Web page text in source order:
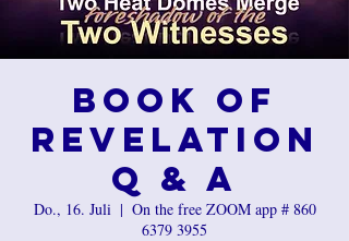
Book of
Revelation
Q & A
Do., 16. Juli
  |
On the free ZOOM app # 860
6379 3955